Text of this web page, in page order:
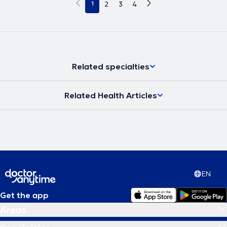
1 2 3 4
Related specialties
Related Health Articles
EN
Get the app